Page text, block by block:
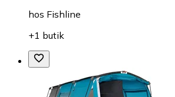
hos Fishline
+1 butik